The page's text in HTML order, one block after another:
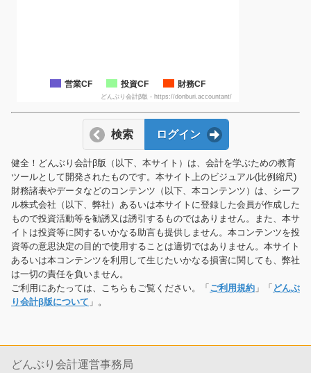
営業CF 投資CF 財務CF
どんぶり会計β版 - https://donburi.accountant/
検索 ログイン
健全！どんぶり会計β版（以下、本サイト）は、会計を学ぶための教育
ツールとして開発されたものです。本サイト上のビジュアル(比例縮尺)
財務諸表やデータなどのコンテンツ（以下、本コンテンツ）は、シーフ
ル株式会社（以下、弊社）あるいは本サイトに登録した会員が作成した
もので投資活動等を勧誘又は誘引するものではありません。また、本サ
イトは投資等に関するいかなる助言も提供しません。本コンテンツを投
資等の意思決定の目的で使用することは適切ではありません。本サイト
あるいは本コンテンツを利用して生じたいかなる損害に関しても、弊社
は一切の責任を負いません。
ご利用にあたっては、こちらもご覧ください。「 ご利用規約 」「 どんぶ
り会計β版について 」。
どんぶり会計運営事務局